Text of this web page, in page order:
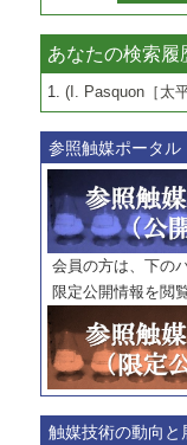
あなたの検索履
1. (I. Pasquon［太
参照触媒ポータル
会員の方は、下の
限定公開情報を閲
触媒技術の動向と